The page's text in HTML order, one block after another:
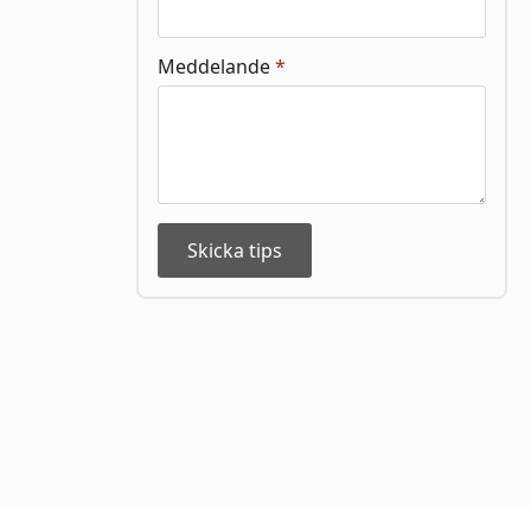
Meddelande*
Skicka tips